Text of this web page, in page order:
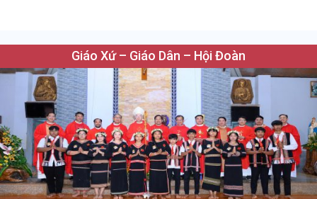
Giáo Xứ – Giáo Dân – Hội Đoàn